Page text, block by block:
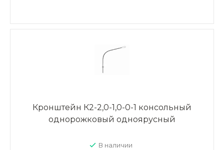
Кронштейн К2-2,0-1,0-0-1 консольный
однорожковый одноярусный
В наличии